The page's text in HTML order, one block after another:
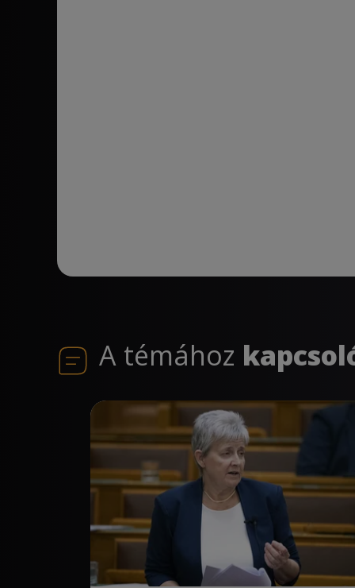
A témához